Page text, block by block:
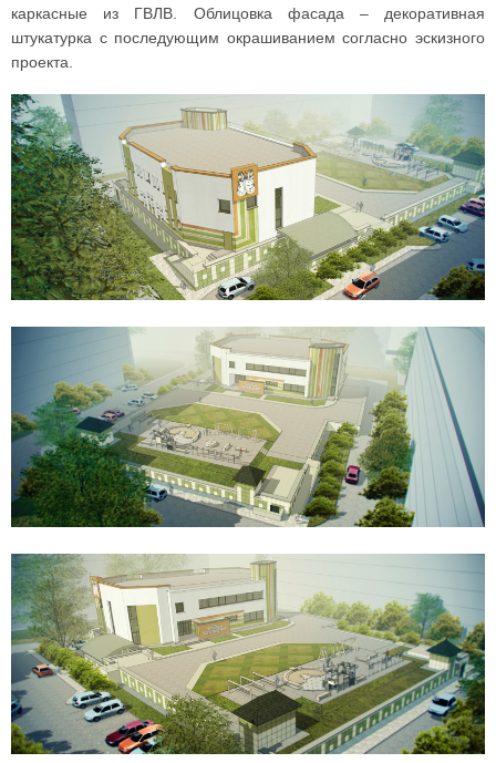
каркасные из ГВЛВ. Облицовка фасада – декоративная
штукатурка с последующим окрашиванием согласно эскизного
проекта.